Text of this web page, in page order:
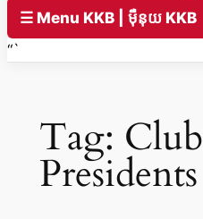
☰ Menu KKB | ម៉ឺនុយ KKB
“`
Tag: Club
Presidents